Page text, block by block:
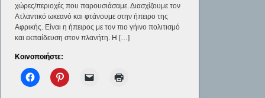
χώρες/περιοχές που παρουσιάσαμε. Διασχίζουμε τον
Ατλαντικό ωκεανό και φτάνουμε στην ήπειρο της
Αφρικής. Είναι η ήπειρος με τον πιο γήινο πολιτισμό
και εκπαίδευση στον πλανήτη. Η […]
Κοινοποιήστε: